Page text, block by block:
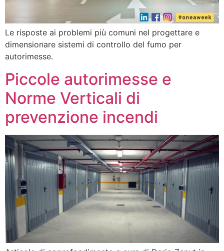
Le risposte ai problemi più comuni nel progettare e
dimensionare sistemi di controllo del fumo per
autorimesse.
Piccole autorimesse e
Norme Verticali di
prevenzione incendi